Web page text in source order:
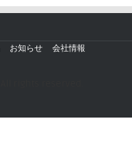
お知らせ
会社情報